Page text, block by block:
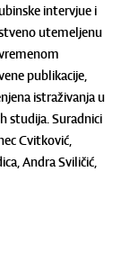
intervjue i
utemeljenu
publikacije,
istraživanja u
studija. Suradnici
Cvitković,
Andra Sviličić,